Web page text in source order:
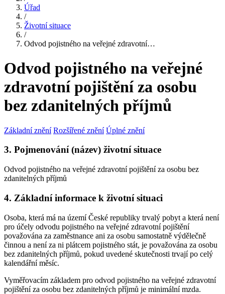
Úřad
/
Životní situace
/
Odvod pojistného na veřejné zdravotní…
Odvod pojistného na veřejné
zdravotní pojištění za osobu
bez zdanitelných příjmů
Základní znění Rozšířené znění Úplné znění
3. Pojmenování (název) životní situace
Odvod pojistného na veřejné zdravotní pojištění za osobu bez
zdanitelných příjmů
4. Základní informace k životní situaci
Osoba, která má na území České republiky trvalý pobyt a která není
pro účely odvodu pojistného na veřejné zdravotní pojištění
považována za zaměstnance ani za osobu samostatně výdělečně
činnou a není za ni plátcem pojistného stát, je považována za osobu
bez zdanitelných příjmů, pokud uvedené skutečnosti trvají po celý
kalendářní měsíc.
Vyměřovacím základem pro odvod pojistného na veřejné zdravotní
pojištění za osobu bez zdanitelných příjmů je minimální mzda.